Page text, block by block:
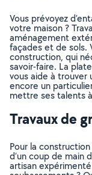
Vous prévoyez
votre maison ?
aménagement
façades et de sols.
construction, qui
savoir-faire. La
vous aide à trouver
encore un
mettre ses talents
Travaux de
Pour la
d’un coup de main
artisan